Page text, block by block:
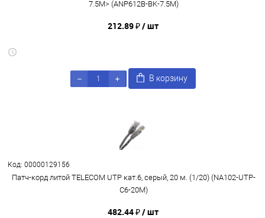
7.5M> (ANP612B-BK-7.5M)
212.89 ₽/ шт
В корзину
Код: 00000129156
Патч-корд литой TELECOM UTP кат.6, серый, 20 м. (1/20) (NA102-UTP-
C6-20M)
482.44 ₽/ шт